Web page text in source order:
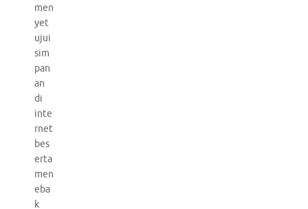
men
yet
ujui
sim
pan
an
di
inte
rnet
bes
erta
men
eba
k